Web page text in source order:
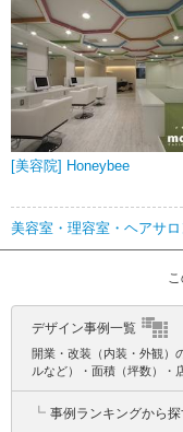
[美容院] Honeybee
美容室・理容室・ヘアサ
デザイン事例一覧
開業・改装（内装・外観）
ルなど）・面積（坪数）・
┗ 事例ランキングから